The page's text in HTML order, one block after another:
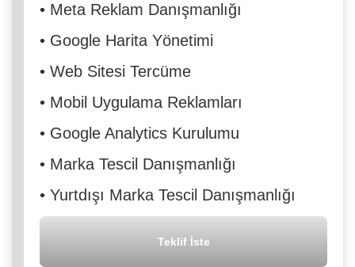
• Meta Reklam Danışmanlığı
• Google Harita Yönetimi
• Web Sitesi Tercüme
• Mobil Uygulama Reklamları
• Google Analytics Kurulumu
• Marka Tescil Danışmanlığı
• Yurtdışı Marka Tescil Danışmanlığı
Teklif İste